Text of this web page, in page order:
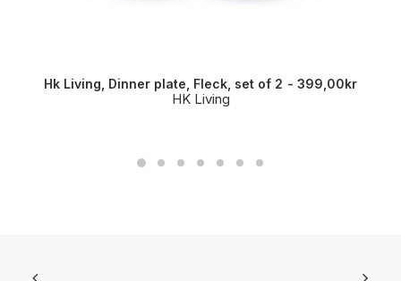
Hk Living, Dinner plate, Fleck, set of 2 399,00kr
HK Living